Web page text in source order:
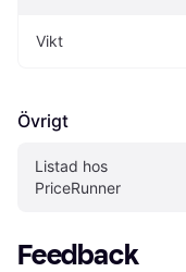
Vikt
Övrigt
Listad hos
PriceRunner
Feedback